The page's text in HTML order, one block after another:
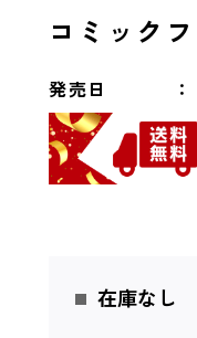
コミック
発売日
在庫なし